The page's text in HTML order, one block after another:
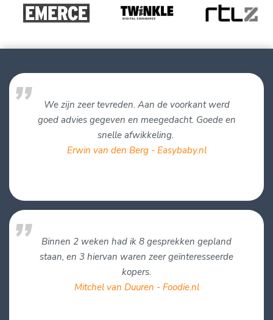
We zijn zeer tevreden. Aan de voorkant werd
goed advies gegeven en meegedacht. Goede en
snelle afwikkeling.
Erwin van den Berg - Easybaby.nl
Binnen 2 weken had ik 8 gesprekken gepland
staan, en 3 hiervan waren zeer geïnteresseerde
kopers.
Mitchel van Duuren - Foodie.nl